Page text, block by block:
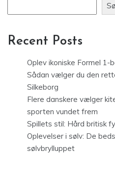
Recent Posts
Oplev ikoniske Formel 1-
Sådan vælger du den
Silkeborg
Flere danskere vælger
sporten vundet frem
Spillets stil: Hård britisk
Oplevelser i sølv: De
sølvbrylluppet